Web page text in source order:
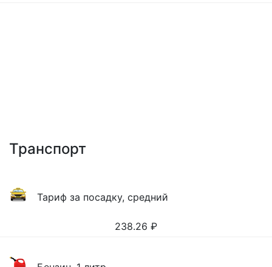
Транспорт
Тариф за посадку, средний
238.26 ₽